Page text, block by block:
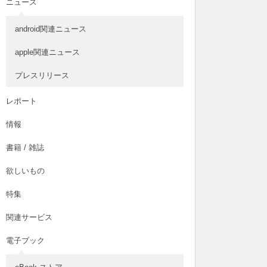
ニュース
android関連ニュース
apple関連ニュース
プレスリリース
レポート
情報
書籍 / 雑誌
欲しいもの
特集
関連サービス
電子ブック